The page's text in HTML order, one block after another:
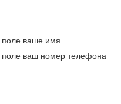
поле ваше имя
поле ваш номер телефона